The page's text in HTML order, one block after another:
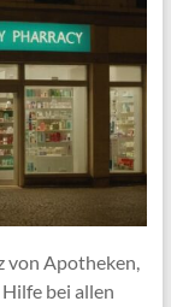
von Apotheken,
bei allen